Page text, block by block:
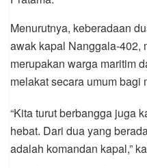
Menurutnya, keberadaan
awak kapal Nanggala-402,
merupakan warga maritim
melakat secara umum bagi
“Kita turut berbangga juga
hebat. Dari dua yang
adalah komandan kapal,”